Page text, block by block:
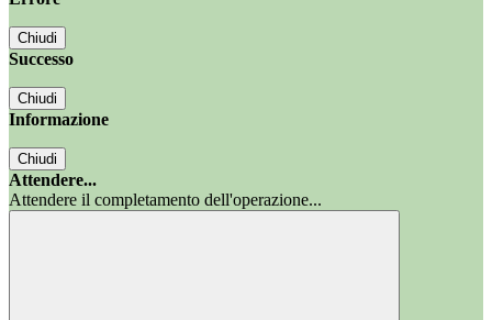
Chiudi
Successo
Chiudi
Informazione
Chiudi
Attendere...
Attendere il completamento dell'operazione...